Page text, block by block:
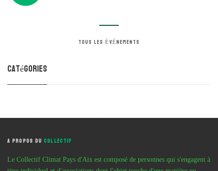
TOUS LES ÉVÉNEMENTS
Catégories
A PROPOS DUCOLLECTIF
Le Collectif Climat Pays d'Aix est composé de personnes qui s'engagent à